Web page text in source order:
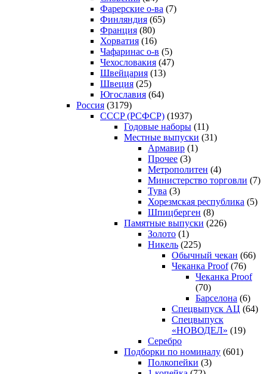
Фарерские о-ва (7)
Финляндия (65)
Франция (80)
Хорватия (16)
Чафаринас о-в (5)
Чехословакия (47)
Швейцария (13)
Швеция (25)
Югославия (64)
Россия (3179)
CCCP (РСФСР) (1937)
Годовые наборы (11)
Местные выпуски (31)
Армавир (1)
Прочее (3)
Метрополитен (4)
Министерство торговли (7)
Тува (3)
Хорезмская республика (5)
Шпицберген (8)
Памятные выпуски (226)
Золото (1)
Никель (225)
Обычный чекан (66)
Чеканка Proof(76)
Чеканка Proof
(70)
Барселона (6)
Спецвыпуск АЦ (64)
Спецвыпуск
«НОВОДЕЛ» (19)
Серебро
Подборки по номиналу (601)
Полкопейки (3)